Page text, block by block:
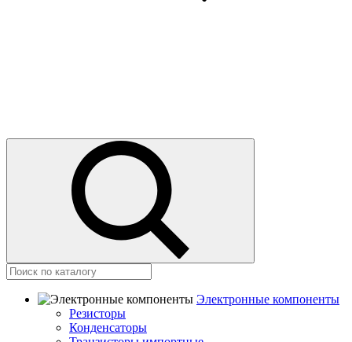
Электронные компоненты
Резисторы
Конденсаторы